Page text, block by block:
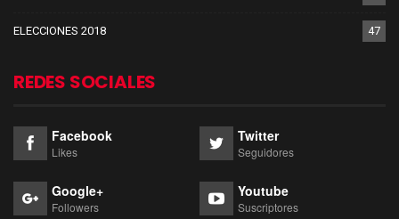
ELECCIONES 2018 47
REDES SOCIALES
Facebook
Likes
Twitter
Seguidores
Google+
Followers
Youtube
Suscriptores